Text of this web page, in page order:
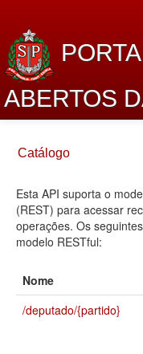
ABERTOS
Sobre o projeto
Dados Abertos
Lei de Acesso à
Planejamento
Catálogo de dados
Catálogo
Esta API suporta o
(REST) para acessar
operações. Os
modelo RESTful:
Nome
/deputado/{partido}